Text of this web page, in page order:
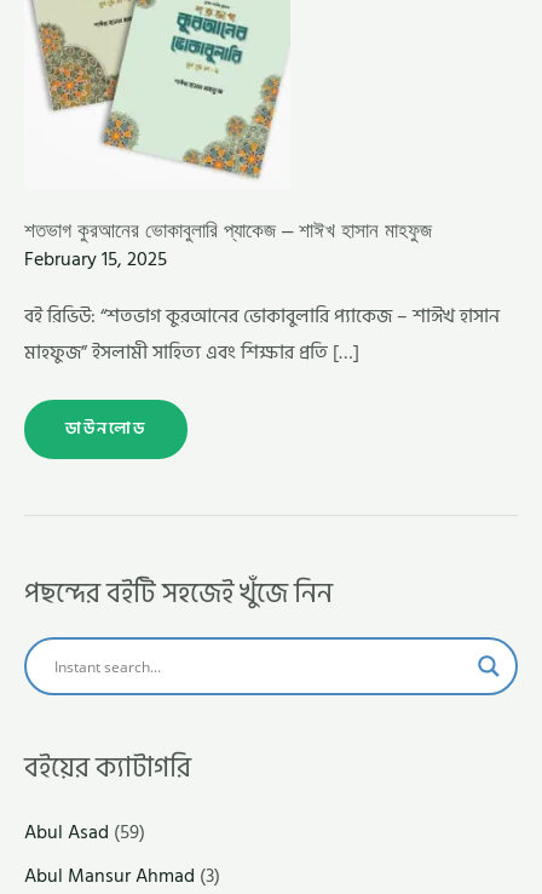
শতভাগ কুরআনের ভোকাবুলারি প্যাকেজ – শাঈখ হাসান মাহফুজ
February 15, 2025
বই রিভিউ: “শতভাগ কুরআনের ভোকাবুলারি প্যাকেজ – শাঈখ হাসান
মাহফুজ” ইসলামী সাহিত্য এবং শিক্ষার প্রতি […]
ডাউনলোড
পছন্দের বইটি সহজেই খুঁজে নিন
বইয়ের ক্যাটাগরি
Abul Asad (59)
Abul Mansur Ahmad (3)